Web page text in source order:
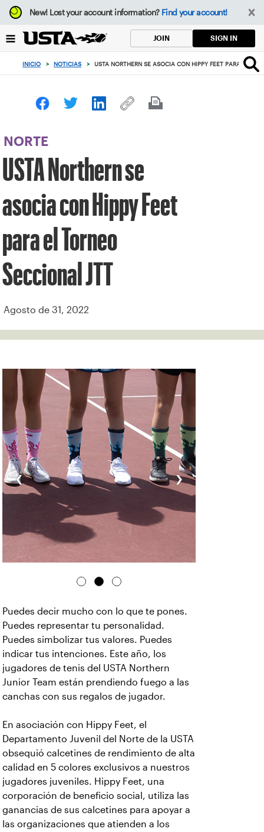
Enfoque
desde
botón
volver
principio
New!Lost your account information? Find your account!
JOIN SIGN IN
INICIO > NOTICIAS > USTA NORTHERN SE ASOCIA CON HIPPY FEET PARA EL
NORTE
USTA Northern se
asocia con Hippy Feet
para el Torneo
Seccional JTT
Agosto de 31, 2022
‹ ›
Puedes decir mucho con lo que te pones.
Puedes representar tu personalidad.
Puedes simbolizar tus valores. Puedes
indicar tus intenciones. Este año, los
jugadores de tenis del USTA Northern
Junior Team están prendiendo fuego a las
canchas con sus regalos de jugador.
En asociación con Hippy Feet, el
Departamento Juvenil del Norte de la USTA
obsequió calcetines de rendimiento de alta
calidad en 5 colores exclusivos a nuestros
jugadores juveniles. Hippy Feet, una
corporación de beneficio social, utiliza las
ganancias de sus calcetines para apoyar a
las organizaciones que atienden a los